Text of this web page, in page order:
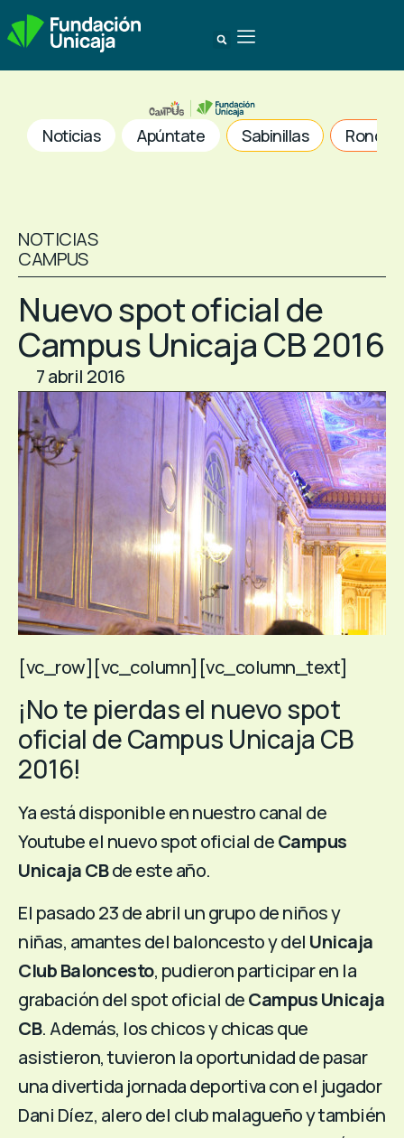
Noticias Apúntate Sabinillas Ronda
NOTICIAS
CAMPUS
Nuevo spot oficial de
Campus Unicaja CB 2016
7 abril 2016
[vc_row][vc_column][vc_column_text]
¡No te pierdas el nuevo spot
oficial de Campus Unicaja CB
2016!
Ya está disponible ennuestro canal de
Youtubeel nuevo spot oficial deCampus
Unicaja CBde este año.
El pasado 23 de abril un grupo de niños y
niñas, amantes del baloncesto y del Unicaja
Club Baloncesto, pudieron participar en la
grabación del spot oficial deCampus Unicaja
CB. Además, los chicos y chicas que
asistieron, tuvieron la oportunidad de pasar
una divertida jornada deportiva con el jugador
Dani Díez, alero del club malagueño y también